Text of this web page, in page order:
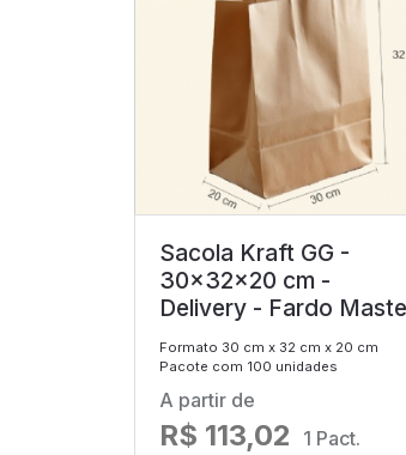
Sacola Kraft GG -
30x32x20 cm -
Delivery - Fardo
Formato 30 cm x 32 cm x 20 cm
Pacote com 100 unidades
A partir de
R$ 113,02 1 Pact.